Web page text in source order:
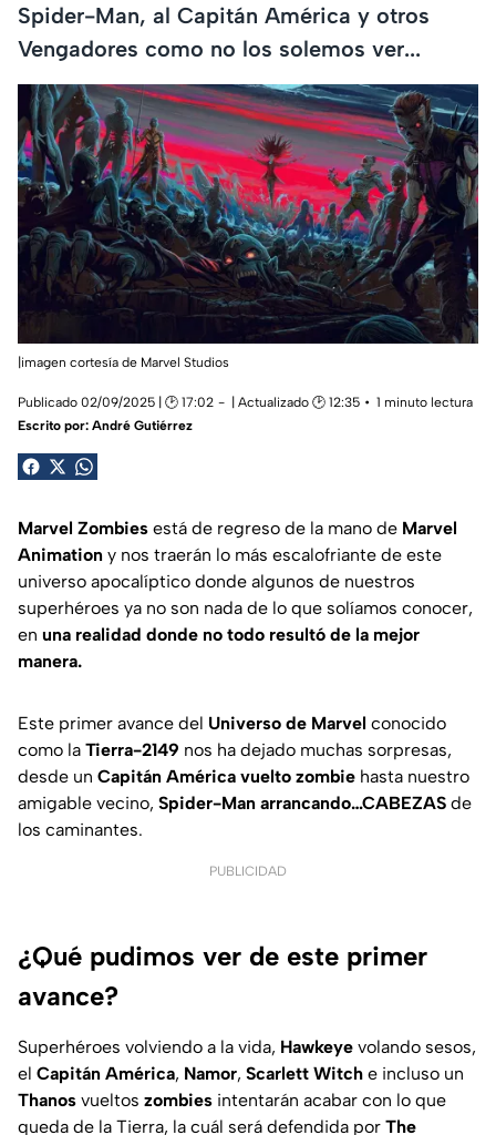
Spider-Man, al Capitán América y otros
Vengadores como no los solemos ver...
|imagen cortesía de Marvel Studios
Publicado 02/09/2025 | 🕑 17:02 | Actualizado 🕑 12:35
1 minuto lectura
Escrito por: André Gutiérrez
Marvel Zombies está de regreso de la mano de Marvel
Animation y nos traerán lo más escalofriante de este
universo apocalíptico donde algunos de nuestros
superhéroes ya no son nada de lo que solíamos conocer,
en una realidad donde no todo resultó de la mejor
manera.
Este primer avance del Universo de Marvel conocido
como la Tierra-2149 nos ha dejado muchas sorpresas,
desde un Capitán América vuelto zombie hasta nuestro
amigable vecino, Spider-Man arrancando…CABEZAS de
los caminantes.
PUBLICIDAD
¿Qué pudimos ver de este primer
avance?
Superhéroes volviendo a la vida, Hawkeye volando sesos,
el Capitán América, Namor, Scarlett Witch e incluso un
Thanos vueltos zombies intentarán acabar con lo que
queda de la Tierra, la cuál será defendida por The